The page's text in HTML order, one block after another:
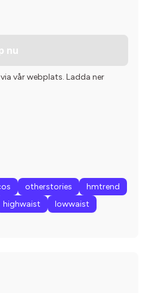
nu
vår webplats. Ladda ner
otherstories
hmtrend
highwaist
lowwaist